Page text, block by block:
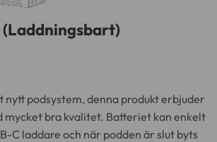
nytt podsystem, denna produkt erbjuder
mycket bra kvalitet. Batteriet kan enkelt
C laddare och när podden är slut byts